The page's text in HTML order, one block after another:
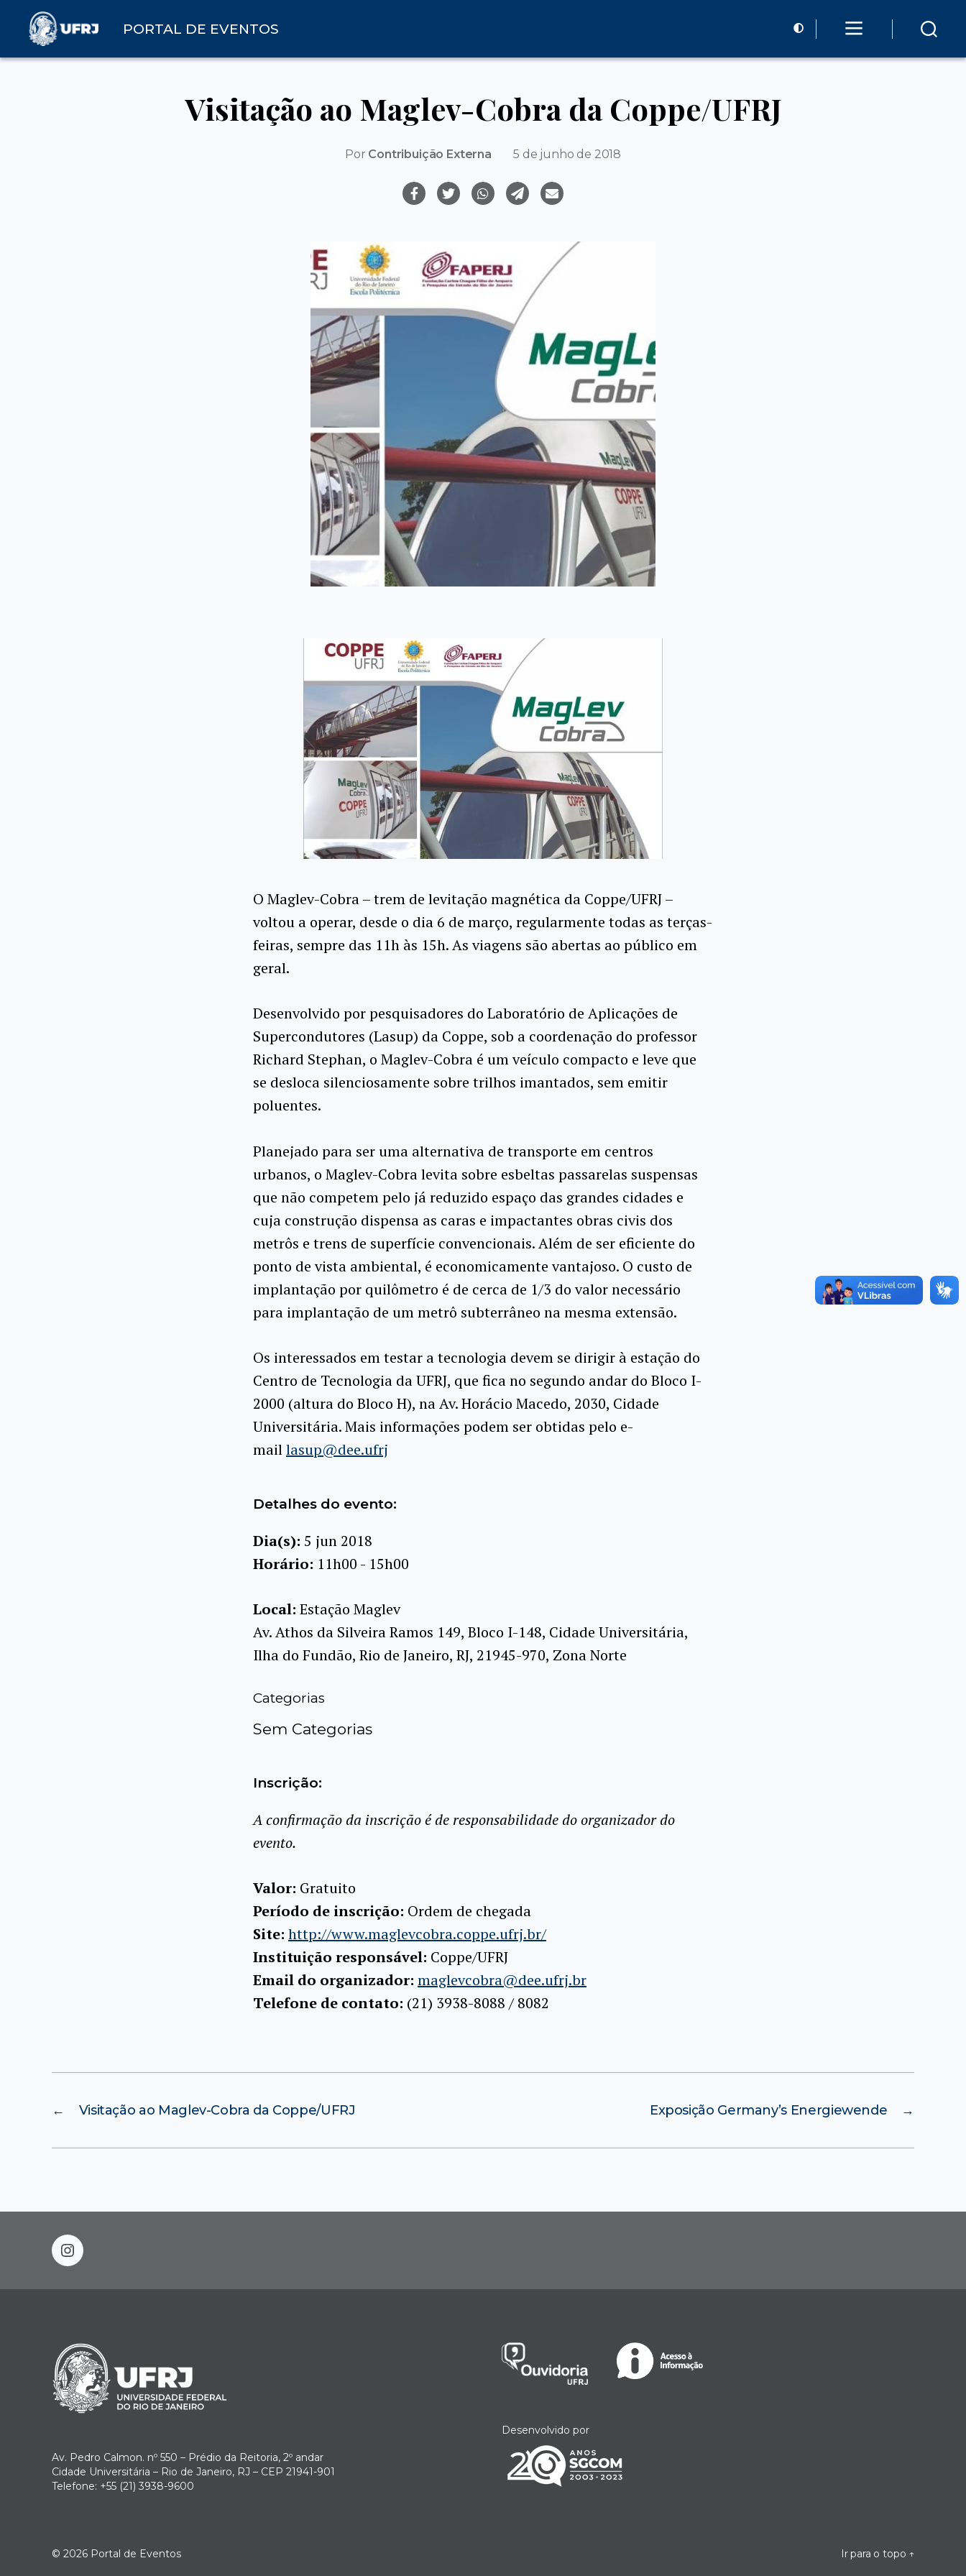
PORTAL DE EVENTOS
Visitação ao Maglev-Cobra da Coppe/UFRJ
Por Contribuição Externa 5 de junho de 2018
O Maglev-Cobra – trem de levitação magnética da Coppe/UFRJ –
voltou a operar, desde o dia 6 de março, regularmente todas as terças-
feiras, sempre das 11h às 15h. As viagens são abertas ao público em
geral.
Desenvolvido por pesquisadores do Laboratório de Aplicações de
Supercondutores (Lasup) da Coppe, sob a coordenação do professor
Richard Stephan, o Maglev-Cobra é um veículo compacto e leve que
se desloca silenciosamente sobre trilhos imantados, sem emitir
poluentes.
Planejado para ser uma alternativa de transporte em centros
urbanos, o Maglev-Cobra levita sobre esbeltas passarelas suspensas
que não competem pelo já reduzido espaço das grandes cidades e
cuja construção dispensa as caras e impactantes obras civis dos
metrôs e trens de superfície convencionais. Além de ser eficiente do
ponto de vista ambiental, é economicamente vantajoso. O custo de
implantação por quilômetro é de cerca de 1/3 do valor necessário
para implantação de um metrô subterrâneo na mesma extensão.
Os interessados em testar a tecnologia devem se dirigir à estação do
Centro de Tecnologia da UFRJ, que fica no segundo andar do Bloco I-
2000 (altura do Bloco H), na Av. Horácio Macedo, 2030, Cidade
Universitária. Mais informações podem ser obtidas pelo e-
maillasup@dee.ufrj
Detalhes do evento:
Dia(s): 5 jun 2018
Horário: 11h00 - 15h00
Local: Estação Maglev
Av. Athos da Silveira Ramos 149, Bloco I-148, Cidade Universitária,
Ilha do Fundão, Rio de Janeiro, RJ, 21945-970, Zona Norte
Categorias
Sem Categorias
Inscrição:
A confirmação da inscrição é de responsabilidade do organizador do
evento.
Valor: Gratuito
Período de inscrição: Ordem de chegada
Site: http://www.maglevcobra.coppe.ufrj.br/
Instituição responsável: Coppe/UFRJ
Email do organizador: maglevcobra@dee.ufrj.br
Telefone de contato: (21) 3938-8088 / 8082
← Visitação ao Maglev-Cobra da Coppe/UFRJ →
Exposição Germany’s Energiewende
instagram
Av. Pedro Calmon. nº 550 – Prédio da Reitoria, 2º andar
Cidade Universitária – Rio de Janeiro, RJ – CEP 21941-901
Telefone: +55 (21) 3938-9600
Desenvolvido por
© 2026 Portal de Eventos Ir para o topo ↑